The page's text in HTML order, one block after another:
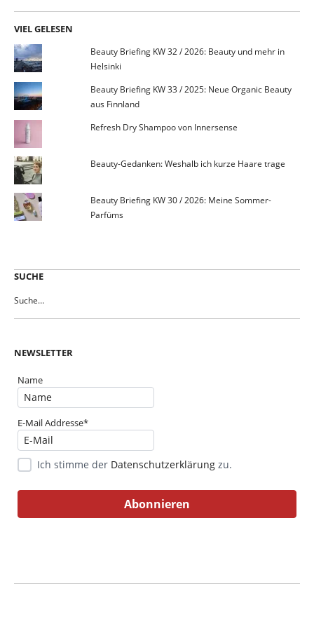
VIEL GELESEN
Beauty Briefing KW 32 / 2026: Beauty und mehr in
Helsinki
Beauty Briefing KW 33 / 2025: Neue Organic Beauty
aus Finnland
Refresh Dry Shampoo von Innersense
Beauty-Gedanken: Weshalb ich kurze Haare trage
Beauty Briefing KW 30 / 2026: Meine Sommer-
Parfüms
SUCHE
NEWSLETTER
Name
E-Mail Addresse*
Ich stimme der Datenschutzerklärung zu.